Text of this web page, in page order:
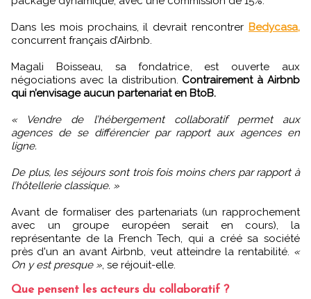
Dans les mois prochains, il devrait rencontrer Bedycasa,
concurrent français d’Airbnb.
Magali Boisseau, sa fondatrice, est ouverte aux
négociations avec la distribution. Contrairement à Airbnb
qui n’envisage aucun partenariat en BtoB.
« Vendre de l’hébergement collaboratif permet aux
agences de se différencier par rapport aux agences en
ligne.
De plus, les séjours sont trois fois moins chers par rapport à
l’hôtellerie classique. »
Avant de formaliser des partenariats (un rapprochement
avec un groupe européen serait en cours), la
représentante de la French Tech, qui a créé sa société
près d'un an avant Airbnb, veut atteindre la rentabilité. «
On y est presque », se réjouit-elle.
Que pensent les acteurs du collaboratif ?